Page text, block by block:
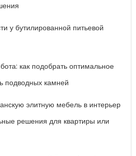
у бутилированной питьевой
как подобрать оптимальное
подводных камней
элитную мебель в интерьер
решения для квартиры или